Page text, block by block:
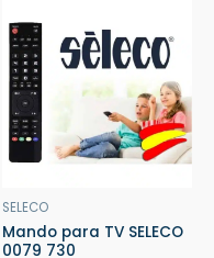
SELECO
Mando para TV SELECO
0079 730